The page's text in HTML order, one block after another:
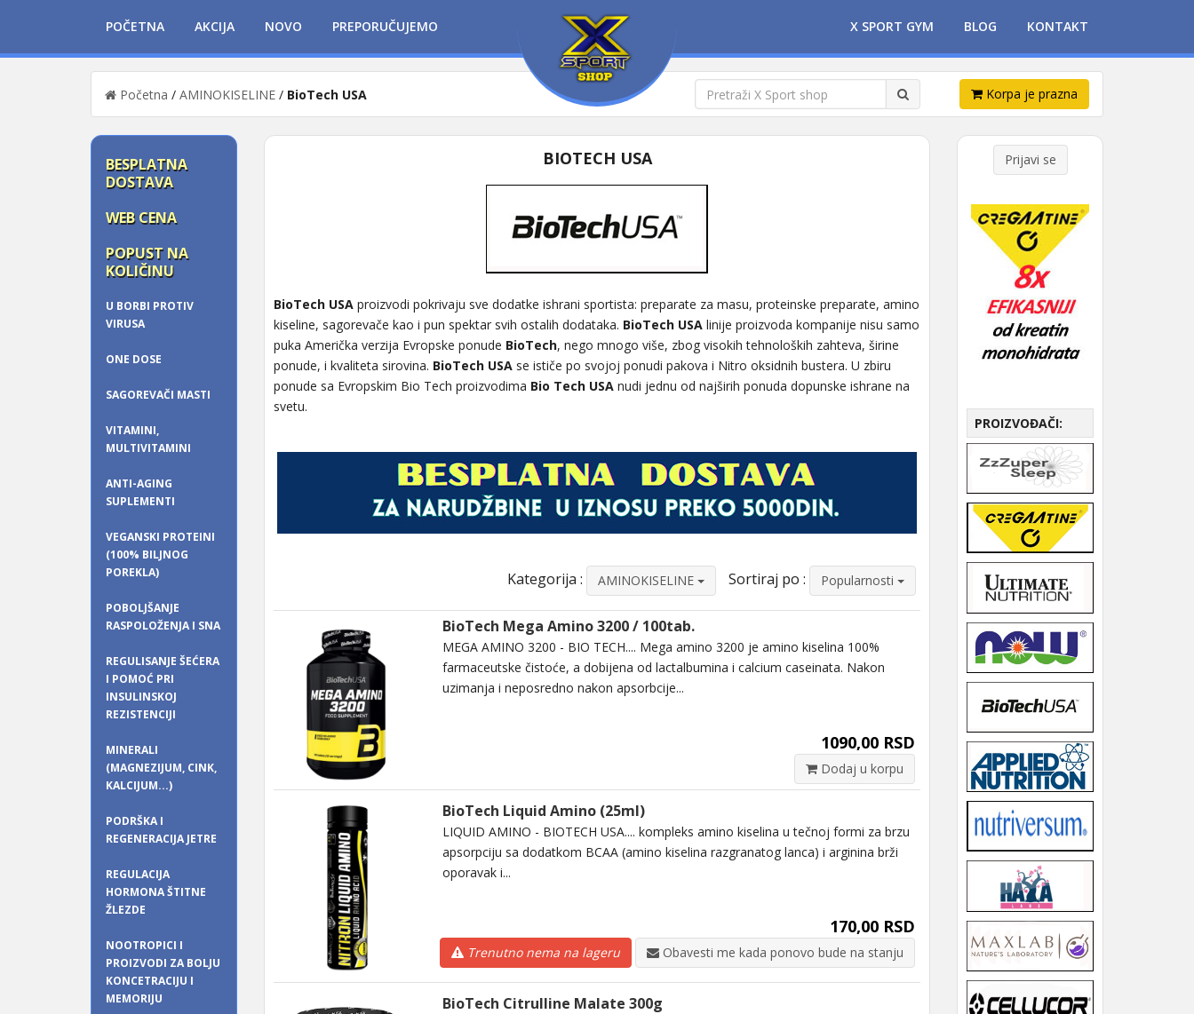
POČETNA AKCIJA NOVO PREPORUČUJEMO X SPORT GYM BLOG KONTAKT
Početna / AMINOKISELINE / BioTech USA Korpa je prazna
BESPLATNA
DOSTAVA
WEB CENA
POPUST NA
KOLIČINU
U BORBI PROTIV
VIRUSA
ONE DOSE
SAGOREVAČI MASTI
VITAMINI,
MULTIVITAMINI
ANTI-AGING
SUPLEMENTI
VEGANSKI PROTEINI
(100% BILJNOG
POREKLA)
POBOLJŠANJE
RASPOLOŽENJA I SNA
REGULISANJE ŠEĆERA
I POMOĆ PRI
INSULINSKOJ
REZISTENCIJI
MINERALI
(MAGNEZIJUM, CINK,
KALCIJUM...)
PODRŠKA I
REGENERACIJA JETRE
REGULACIJA
HORMONA ŠTITNE
ŽLEZDE
NOOTROPICI I
PROIZVODI ZA BOLJU
KONCETRACIJU I
MEMORIJU
BIOTECH USA
BioTech USA proizvodi pokrivaju sve dodatke ishrani sportista: preparate za masu, proteinske preparate, amino
kiseline, sagorevače kao i pun spektar svih ostalih dodataka. BioTech USA linije proizvoda kompanije nisu samo
puka Američka verzija Evropske ponude BioTech, nego mnogo više, zbog visokih tehnoloških zahteva, širine
ponude, i kvaliteta sirovina. BioTech USA se ističe po svojoj ponudi pakova i Nitro oksidnih bustera. U zbiru
ponude sa Evropskim Bio Tech proizvodima Bio Tech USA nudi jednu od najširih ponuda dopunske ishrane na
svetu.
Kategorija : AMINOKISELINE Sortiraj po : Popularnosti
BioTech Mega Amino 3200 / 100tab.
MEGA AMINO 3200 - BIO TECH.... Mega amino 3200 je amino kiselina 100%
farmaceutske čistoće, a dobijena od lactalbumina i calcium caseinata. Nakon
uzimanja i neposredno nakon apsorbcije...
1090,00 RSD
Dodaj u korpu
BioTech Liquid Amino (25ml)
LIQUID AMINO - BIOTECH USA.... kompleks amino kiselina u tečnoj formi za brzu
apsorpciju sa dodatkom BCAA (amino kiselina razgranatog lanca) i arginina brži
oporavak i...
170,00 RSD
Trenutno nema na lageru Obavesti me kada ponovo bude na stanju
BioTech Citrulline Malate 300g
Prijavi se
PROIZVOĐAČI: